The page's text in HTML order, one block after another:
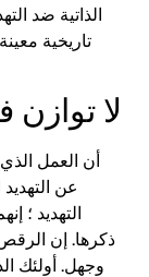
الذاتية ضد
تاريخية
لا
أن العمل
عن
التهديد ؛
ذكرها. إن
وجهل. أولئك